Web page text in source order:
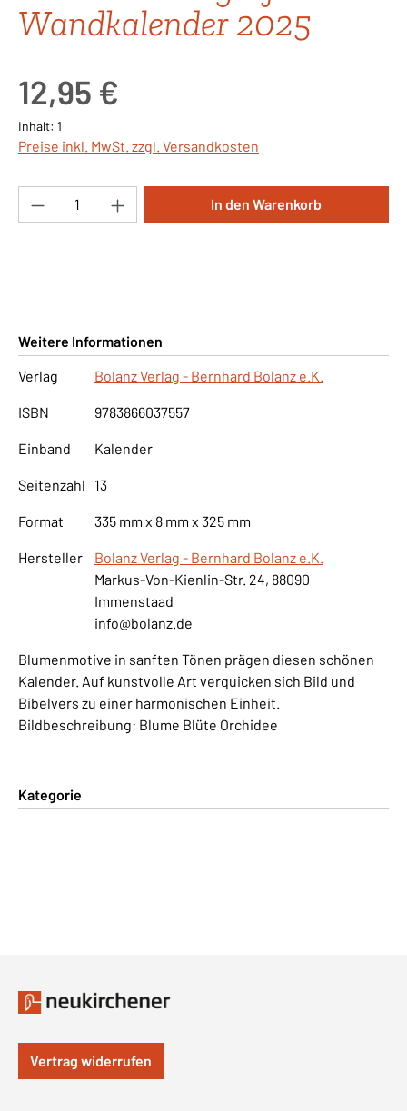
Wandkalender 2025
12,95 €
Inhalt: 1
Preise inkl. MwSt. zzgl. Versandkosten
Produkt Anzahl: Gib den gewünschten
In den Warenkorb
Weitere Informationen
Verlag
Bolanz Verlag - Bernhard Bolanz e.K.
ISBN 9783866037557
Einband Kalender
Seitenzahl 13
Format 335 mm x 8 mm x 325 mm
Hersteller
Bolanz Verlag - Bernhard Bolanz e.K.
Markus-Von-Kienlin-Str. 24, 88090
Immenstaad
info@bolanz.de
Blumenmotive in sanften Tönen prägen diesen schönen
Kalender. Auf kunstvolle Art verquicken sich Bild und
Bibelvers zu einer harmonischen Einheit.
Bildbeschreibung: Blume Blüte Orchidee
Kategorie
Vertrag widerrufen